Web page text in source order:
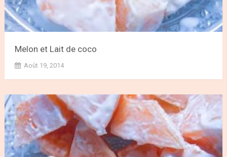
Melon et Lait de coco
Août 19, 2014